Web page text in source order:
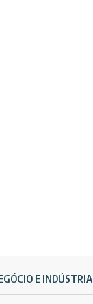
E INDÚSTRIA